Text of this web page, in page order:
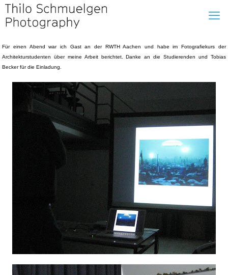
Für einen Abend war ich Gast an der RWTH Aachen und habe im Fotografiekurs der
Architekturstudenten über meine Arbeit berichtet. Danke an die Studierenden und Tobias
Becker für die Einladung.